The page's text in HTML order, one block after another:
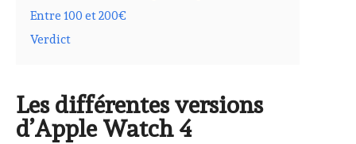
Entre 100 et 200€
Verdict
Les différentes versions
d’Apple Watch 4